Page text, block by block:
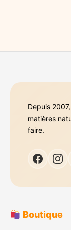
Depuis
matières
faire.
Boutique